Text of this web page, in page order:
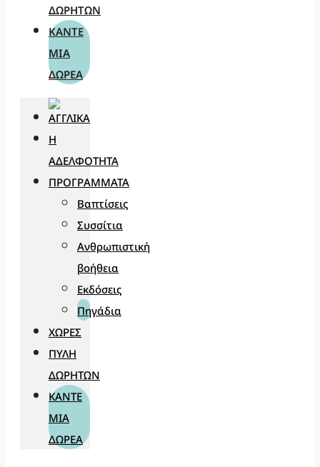
ΔΩΡΗΤΏΝ
ΚΆΝΤΕ
ΜΊΑ
ΔΩΡΕΆ
Η
ΑΔΕΛΦΌΤΗΤΑ
ΠΡΟΓΡΆΜΜΑΤΑ
Βαπτίσεις
Συσσίτια
Ανθρωπιστική
βοήθεια
Εκδόσεις
Πηγάδια
ΧΏΡΕΣ
ΠΎΛΗ
ΔΩΡΗΤΏΝ
ΚΆΝΤΕ
ΜΊΑ
ΔΩΡΕΆ